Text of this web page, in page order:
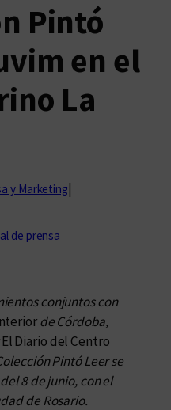
Pintó
en el
La
y Marketing|
de prensa
conjuntos con
de Córdoba,
El Diario del Centro
Pintó Leer se
8 de junio, con el
de Rosario.